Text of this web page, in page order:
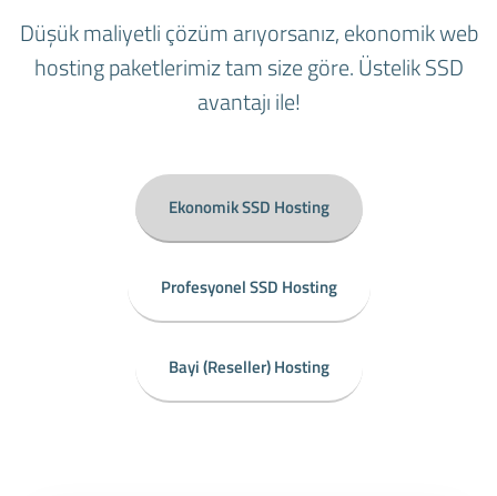
Düşük maliyetli çözüm arıyorsanız, ekonomik web
hosting paketlerimiz tam size göre. Üstelik SSD
avantajı ile!
Ekonomik SSD Hosting
Profesyonel SSD Hosting
Bayi (Reseller) Hosting